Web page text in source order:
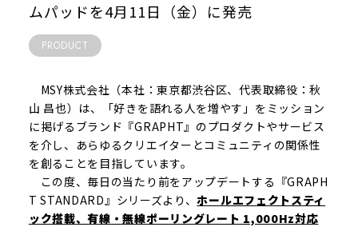
ムパッドを4月11日（金）に発売
PRODUCT
MSY株式会社（本社：東京都渋谷区、代表取締役：秋
山 昌也）は、「好きを語れる人を増やす」をミッション
に掲げるブランド『GRAPHT』のプロダクトやサービス
を介し、あらゆるクリエイターとコミュニティの関係性
を創ることを目指しています。
この度、毎日の当たり前をアップデートする『GRAPH
T STANDARD』シリーズより、ホールエフェクトスティ
ック搭載、有線・無線ポーリングレート 1,000Hz対応